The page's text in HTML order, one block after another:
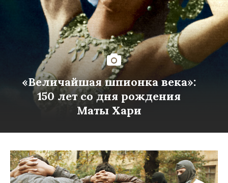
«Величайшая шпионка века»:
150 лет со дня рождения
Маты Хари